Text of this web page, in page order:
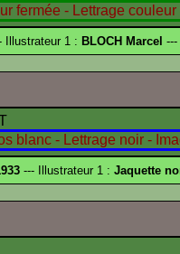
Illustrateur 1 : BLOCH Marcel ---
--- Illustrateur 1 : Jaquette